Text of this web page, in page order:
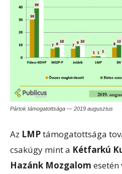
Pártok támogatottsága — 2019 augusztus
Az LMPtámogatottsága
csakúgy mint a Kétfarkú
Hazánk Mozgalom esetén